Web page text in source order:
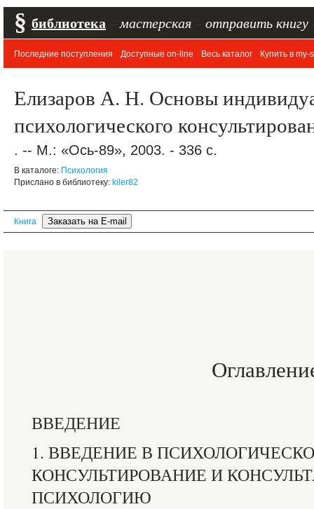
§ библиотека мастерская отправить книгу
Последние поступления Доступные on-line Весь каталог Купить в my-
Елизаров А. Н. Основы
психологического
. -- М.: «Ось-89», 2003. - 336 с.
В каталоге: Психология
Прислано в библиотеку: kiler82
Книга
ВВЕДЕНИЕ
1. ВВЕДЕНИЕ В
КОНСУЛЬТИРОВАНИЕ И
ПСИХОЛОГИЮ